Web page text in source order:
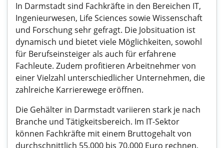
In Darmstadt sind Fachkräfte in den Bereichen IT,
Ingenieurwesen, Life Sciences sowie Wissenschaft
und Forschung sehr gefragt. Die Jobsituation ist
dynamisch und bietet viele Möglichkeiten, sowohl
für Berufseinsteiger als auch für erfahrene
Fachleute. Zudem profitieren Arbeitnehmer von
einer Vielzahl unterschiedlicher Unternehmen, die
zahlreiche Karrierewege eröffnen.
Die Gehälter in Darmstadt variieren stark je nach
Branche und Tätigkeitsbereich. Im IT-Sektor
können Fachkräfte mit einem Bruttogehalt von
durchschnittlich 55.000 bis 70.000 Euro rechnen,